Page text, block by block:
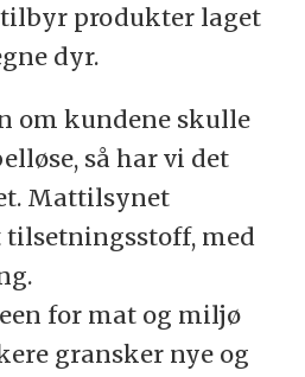
produkter laget
dyr.
om kundene skulle
så har vi det
Mattilsynet
med
for mat og miljø
gransker nye og